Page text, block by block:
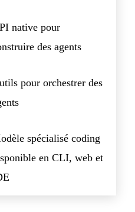
native pour
des agents
pour orchestrer des
spécialisé coding
en CLI, web et